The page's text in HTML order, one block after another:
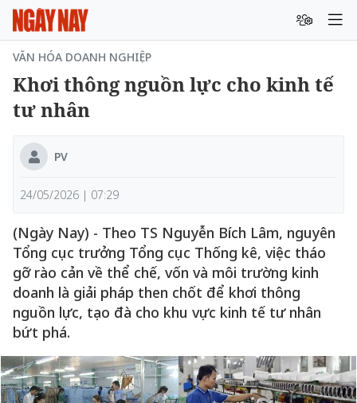
VĂN HÓA DOANH NGHIỆP
Khơi thông nguồn lực cho kinh tế
tư nhân
PV
24/05/2026 | 07:29
(Ngày Nay) - Theo TS Nguyễn Bích Lâm, nguyên
Tổng cục trưởng Tổng cục Thống kê, việc tháo
gỡ rào cản về thể chế, vốn và môi trường kinh
doanh là giải pháp then chốt để khơi thông
nguồn lực, tạo đà cho khu vực kinh tế tư nhân
bứt phá.